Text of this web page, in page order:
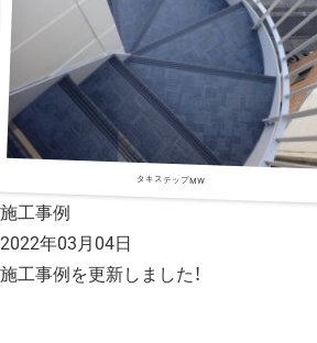
タキステップMW
施工事例
2022年03月04日
施工事例を更新しました！